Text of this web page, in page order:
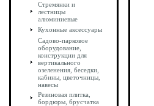
Стремянки и
лестницы
алюминиевые
Кухонные аксессуары
Садово-парковое
оборудование,
конструкции для
вертикального
озеленения, беседки,
кабины, цветочницы,
навесы
Резиновая плитка,
бордюры, брусчатка